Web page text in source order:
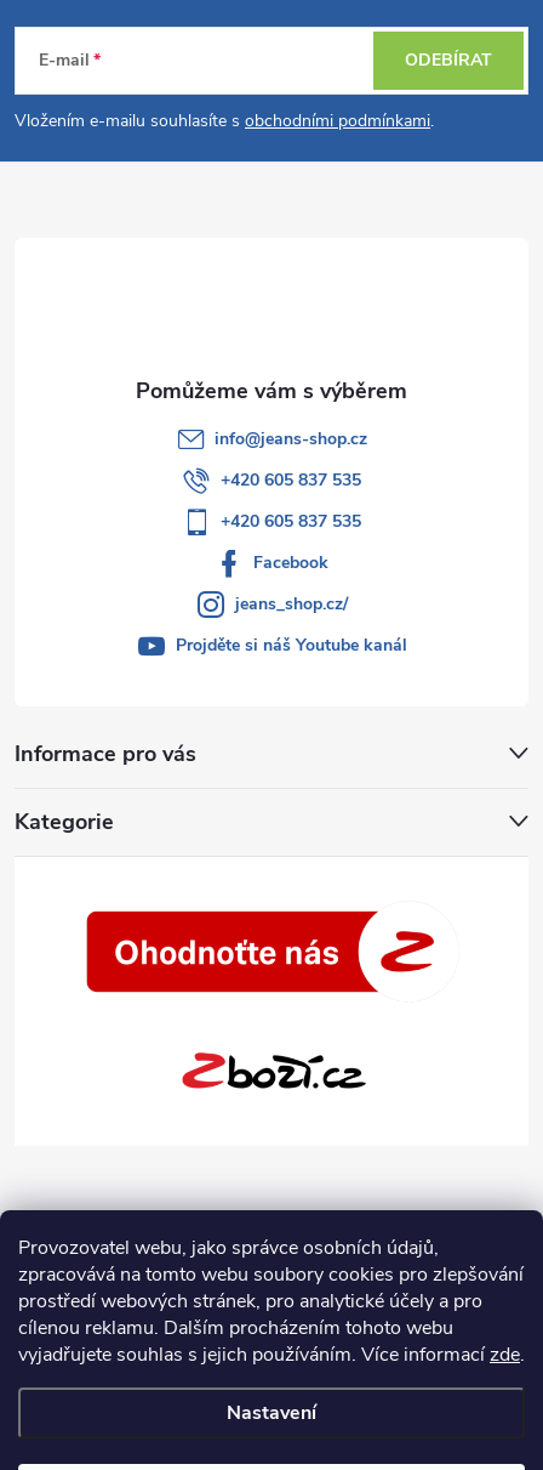
Provozovatel webu, jako správce osobních údajů,
zpracovává na tomto webu soubory cookies pro zlepšování
prostředí webových stránek, pro analytické účely a pro
cílenou reklamu. Dalším procházením tohoto webu
vyjadřujete souhlas s jejich používáním. Více informacízde.
Nastavení
p
a
E-mail
Vložením e-mailu souhlasíte s obchodními podmínkami.
ODEBÍRAT
Informace pro vás
Kategorie
info@jeans-shop.cz
+420 605 837 535
+420 605 837 535
Facebook
jeans_shop.cz/
Projděte si náš Youtube kanál